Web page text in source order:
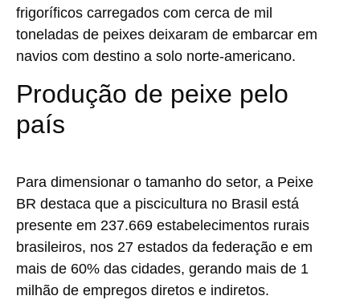
frigoríficos carregados com cerca de mil
toneladas de peixes deixaram de embarcar em
navios com destino a solo norte-americano.
Produção de peixe pelo
país
Para dimensionar o tamanho do setor, a Peixe
BR destaca que a piscicultura no Brasil está
presente em 237.669 estabelecimentos rurais
brasileiros, nos 27 estados da federação e em
mais de 60% das cidades, gerando mais de 1
milhão de empregos diretos e indiretos.